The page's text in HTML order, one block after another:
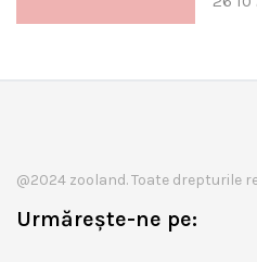
@2024 zooland. Toate drepturile
Urmărește-ne pe: